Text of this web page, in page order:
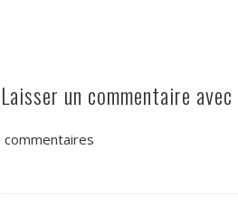
Laisser un commentaire
commentaires